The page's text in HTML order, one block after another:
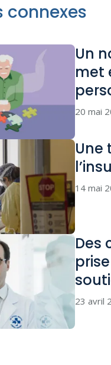
connexes
Un
met
20 mai
Une
14 mai
Des
23 avril